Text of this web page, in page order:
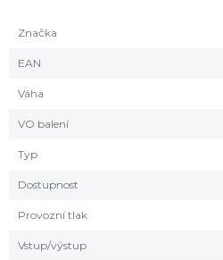
Značka
EAN
Váha
VO balení
Typ
Dostupnost
Provozní tlak
Vstup/výstup